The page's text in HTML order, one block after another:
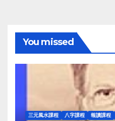
You missed
三元風水課程 八字課程 報讀課程